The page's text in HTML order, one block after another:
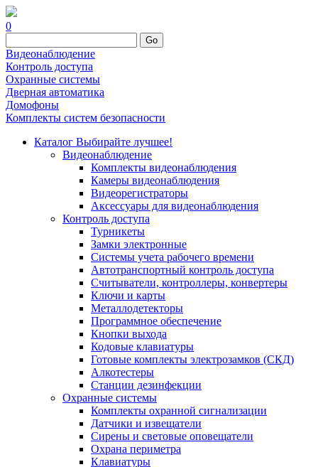
0
Go
Видеонаблюдение
Контроль доступа
Охранные системы
Дверная автоматика
Домофоны
Комплекты систем безопасности
Каталог Выбирайте лучшее!
Видеонаблюдение
Комплекты видеонаблюдения
Камеры видеонаблюдения
Видеорегистраторы
Аксессуары для видеонаблюдения
Контроль доступа
Турникеты
Замки электронные
Системы учета рабочего времени
Автотранспортный контроль доступа
Считыватели, контроллеры, конвертеры
Ключи и карты
Металлодетекторы
Программное обеспечение
Кнопки выхода
Кодовые клавиатуры
Готовые комплекты электрозамков (СКД)
Алкотестеры
Станции дезинфекции
Охранные системы
Комплекты охранной сигнализации
Датчики и извещатели
Сирены и световые оповещатели
Охрана периметра
Клавиатуры